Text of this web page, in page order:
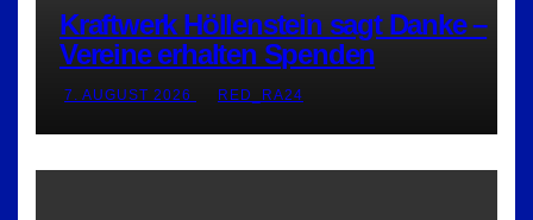
Kraftwerk Höllenstein sagt Danke –
Vereine erhalten Spenden
7. AUGUST 2026 RED_RA24